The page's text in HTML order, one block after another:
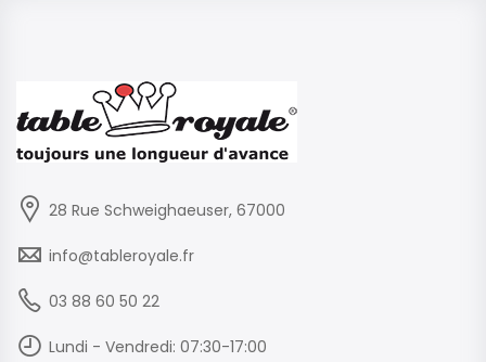
28 Rue Schweighaeuser, 67000
info@tableroyale.fr
03 88 60 50 22
Lundi - Vendredi: 07:30-17:00